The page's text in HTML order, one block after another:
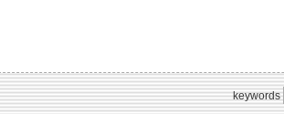
keywords